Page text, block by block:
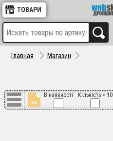
ТОВАРИ
Главная Магазин
В наявності Кількість > 10